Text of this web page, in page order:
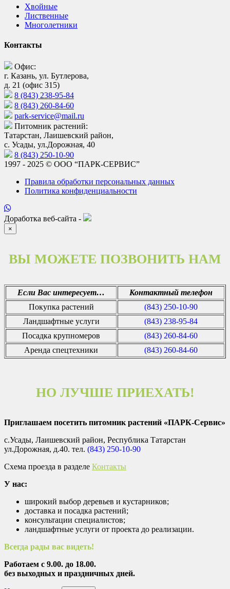
Хвойные
Лиственные
Многолетники
Контакты
Офис:
г. Казань, ул. Бутлерова,
д. 21 (офис 315)
8 (843) 238-95-84
8 (843) 260-84-60
park-service@mail.ru
Питомник растений:
Татарстан, Лаишевский район,
с. Усады, ул.Дорожная, 40
8 (843) 250-10-90
1997 - 2025 © ООО “ПАРК-СЕРВИС”
Правила обработки персональных данных
Политика конфиденциальности
Доработка веб-сайта -
×
ВЫ МОЖЕТЕ ПОЗВОНИТЬ НАМ
Если Вас интересует…
Контактный телефон
Покупка растений
(843) 250-10-90
Ландшафтные услуги
(843) 238-95-84
Посадка крупномеров
(843) 260-84-60
Аренда спецтехники
(843) 260-84-60
НО ЛУЧШЕ ПРИЕХАТЬ!
Приглашаем посетить питомник растений «ПАРК-Сервис»
с.Усады, Лаишевский район, Республика Татарстан
ул.Дорожная, д.40. тел. (843) 250-10-90
Схема проезда в разделе Контакты
У нас:
широкий выбор деревьев и кустарников;
доставка и посадка растений;
консультации специалистов;
ландшафтные услуги от проекта до реализации.
Всегда рады вас видеть!
Работаем с 9.00. до 18.00.
без выходных и праздничных дней.